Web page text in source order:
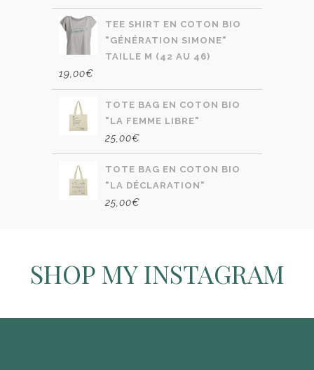
TEE SHIRT EN COTON BIO
"GÉNÉRATION SIMONE"
TAILLE M (42 AU 46)
19,00€
TOTE BAG EN COTON BIO
"LA FEMME LIBRE"
25,00€
TOTE BAG EN COTON BIO
"LA DÉCLARATION"
25,00€
SHOP MY INSTAGRAM